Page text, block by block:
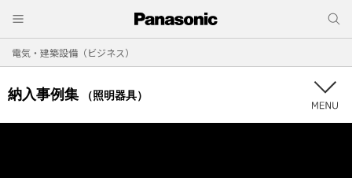
電気・建築設備（ビジネス）
納入事例集 （照明器具）